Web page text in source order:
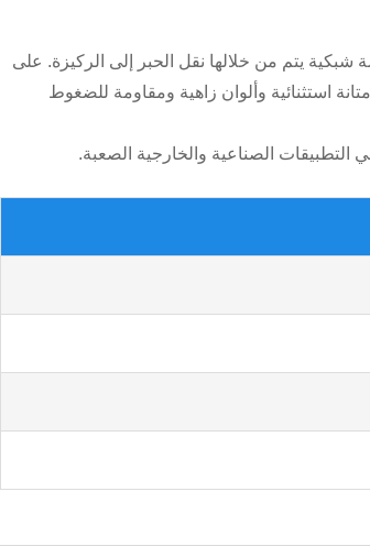
يتم من خلالها نقل الحبر إلى الركيزة. على
استثنائية وألوان زاهية ومقاومة للضغوط
الصناعية والخارجية الصعبة.